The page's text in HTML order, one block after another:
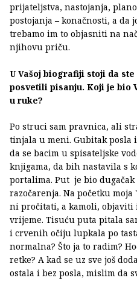
prijateljstva, nastojanja,
postojanja – konačnosti, a da
trebamo im to objasniti na
njihovu priču.
U Vašoj biografiji stoji da
posvetili pisanju. Koji je bio
u ruke?
Po struci sam pravnica, ali
tinjala u meni. Gubitak
da se bacim u spisateljske
knjigama, da bih nastavila s
portalima. Put je bio
razočarenja. Na početku
ni pročitati, a kamoli, objaviti
vrijeme. Tisuću puta pitala
i crvenih očiju lupkala po
normalna? Što ja to radim?
retke? A kad se uz sve još
ostala i bez posla, mislim da